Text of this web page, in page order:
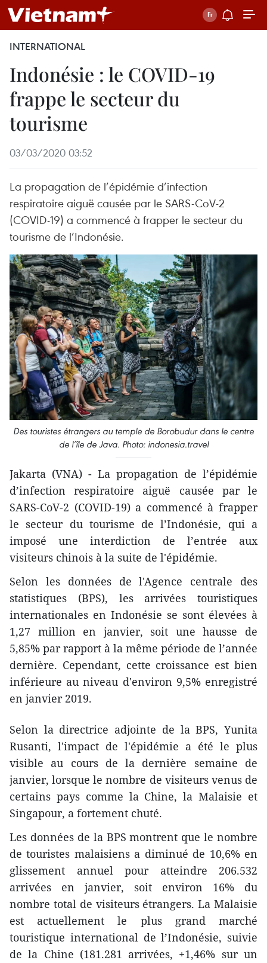
INTERNATIONAL
Indonésie : le COVID-19
frappe le secteur du
tourisme
03/03/2020 03:52
La propagation de l’épidémie d’infection
respiratoire aiguë causée par le SARS-CoV-2
(COVID-19) a commencé à frapper le secteur du
tourisme de l’Indonésie.
Des touristes étrangers au temple de Borobudur dans le centre
de l’île de Java. Photo: indonesia.travel
Jakarta (VNA) - La propagation de l’épidémie
d’infection respiratoire aiguë causée par le
SARS-CoV-2 (COVID-19) a commencé à frapper
le secteur du tourisme de l’Indonésie, qui a
imposé une interdiction de l’entrée aux
visiteurs chinois à la suite de l'épidémie.
Selon les données de l'Agence centrale des
statistiques (BPS), les arrivées touristiques
internationales en Indonésie se sont élevées à
1,27 million en janvier, soit une hausse de
5,85% par rapport à la même période de l’année
dernière. Cependant, cette croissance est bien
inférieure au niveau d'environ 9,5% enregistré
en janvier 2019.
Selon la directrice adjointe de la BPS, Yunita
Rusanti, l'impact de l'épidémie a été le plus
visible au cours de la dernière semaine de
janvier, lorsque le nombre de visiteurs venus de
certains pays comme la Chine, la Malaisie et
Singapour, a fortement chuté.
Les données de la BPS montrent que le nombre
de touristes malaisiens a diminué de 10,6% en
glissement annuel pour atteindre 206.532
arrivées en janvier, soit environ 16% du
nombre total de visiteurs étrangers. La Malaisie
est actuellement le plus grand marché
touristique international de l’Indonésie, suivie
de la Chine (181.281 arrivées, +1,46% sur un